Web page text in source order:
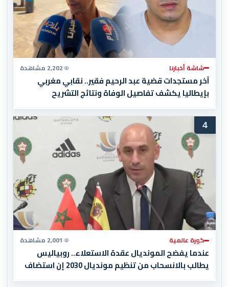
شاشة أخبارنا 2,202 مشاهدة
آخر مستجدات قضية عبد الرحيم فقير.. نقابي مغربي
بإيطاليا يكشف تفاصيل الوفاة ونتائج التشريح
4
كورة عالمية 2,001 مشاهدة
عندما يفضح المونديال عقدة الاستعلاء.. روبياليس
يطالب بالانسحاب من تنظيم مونديال 2030 إن استضاف
المغرب المباراة النهائية!